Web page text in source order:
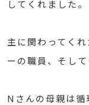
してくれました。
主に関わってく
ーの職員、そして
Nさんの母親は